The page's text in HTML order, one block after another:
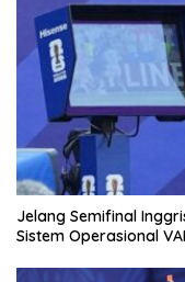
Jelang Semifinal
Sistem Operasional